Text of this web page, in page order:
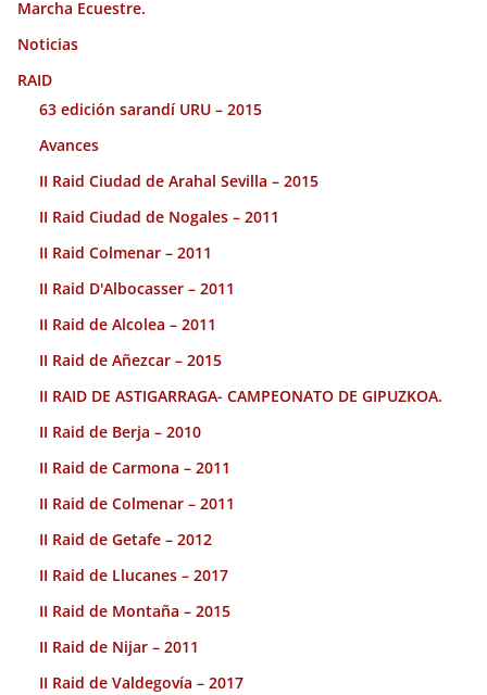
Marcha Ecuestre.
Noticias
RAID
63 edición sarandí URU – 2015
Avances
II Raid Ciudad de Arahal Sevilla – 2015
II Raid Ciudad de Nogales – 2011
II Raid Colmenar – 2011
II Raid D'Albocasser – 2011
II Raid de Alcolea – 2011
II Raid de Añezcar – 2015
II RAID DE ASTIGARRAGA- CAMPEONATO DE GIPUZKOA.
II Raid de Berja – 2010
II Raid de Carmona – 2011
II Raid de Colmenar – 2011
II Raid de Getafe – 2012
II Raid de Llucanes – 2017
II Raid de Montaña – 2015
II Raid de Nijar – 2011
II Raid de Valdegovía – 2017